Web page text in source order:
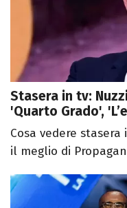
Stasera in tv:
'Quarto Grado',
Cosa vedere
il meglio di